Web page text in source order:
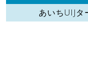
あいちUIJ